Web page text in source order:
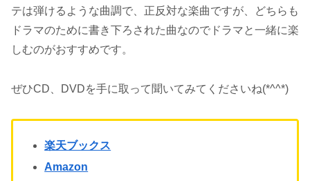
テは弾けるような曲調で、正反対な楽曲ですが、どちらも
ドラマのために書き下ろされた曲なのでドラマと一緒に楽
しむのがおすすめです。
ぜひCD、DVDを手に取って聞いてみてくださいね(*^^*)
楽天ブックス
Amazon